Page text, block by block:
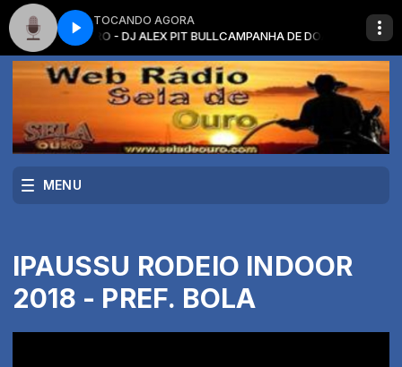
TOCANDO AGORA
SELA DE OURO - DJ ALEX PIT BULLCAMPANHA DE DOACAO DE
MENU
IPAUSSU RODEIO INDOOR
2018 - PREF. BOLA